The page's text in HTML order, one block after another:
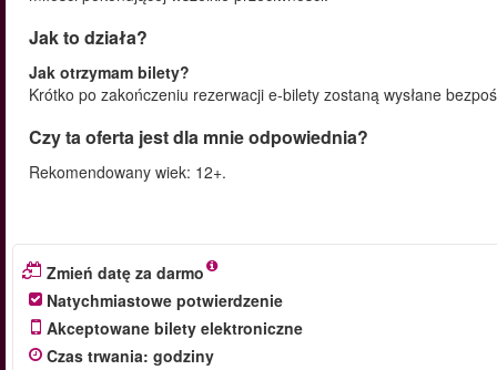
Jak to działa?
Jak otrzymam bilety?
Krótko po zakończeniu rezerwacji e-bilety zostaną wysłane
Czy ta oferta jest dla mnie odpowiednia?
Rekomendowany wiek: 12+.
Zmień datę za darmo
Natychmiastowe potwierdzenie
Akceptowane bilety elektroniczne
Czas trwania: godziny